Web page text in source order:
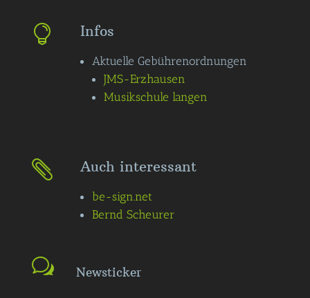
 Infos
Aktuelle Gebührenordnungen
JMS-Erzhausen
Musikschule langen
 Auch interessant
be-sign.net
Bernd Scheurer
Newsticker